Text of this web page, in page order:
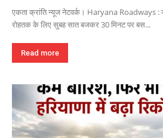
एकता क्रांति न्यूज नेटवर्क। Haryana Roadways :
रोहतक के लिए सुबह सात बजकर 30 मिनट पर बस...
Read more